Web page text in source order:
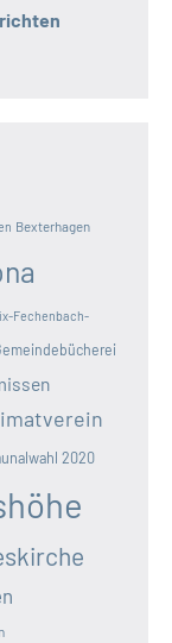
Bexterhagen
Fechenbach-
2020